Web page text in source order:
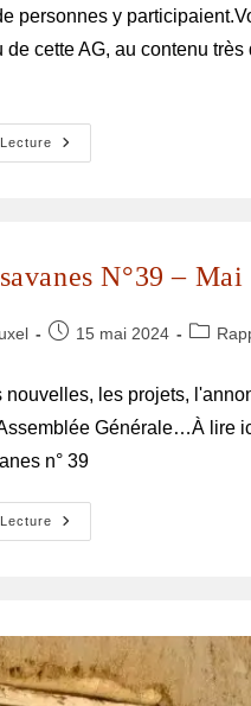
personnes y
de cette AG, au contenu très
N°39 – Mai
15 mai 2024
nouvelles, les projets,
Générale…À lire
n° 39